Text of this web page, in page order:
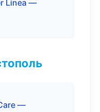
Linea —
—